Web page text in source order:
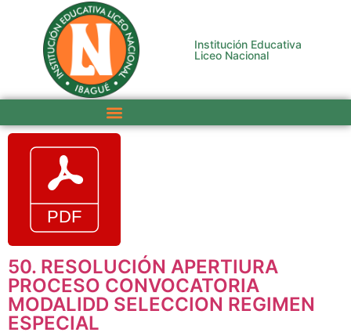
Institución Educativa
Liceo Nacional
50. RESOLUCIÓN APERTIURA
PROCESO CONVOCATORIA
MODALIDD SELECCION REGIMEN
ESPECIAL